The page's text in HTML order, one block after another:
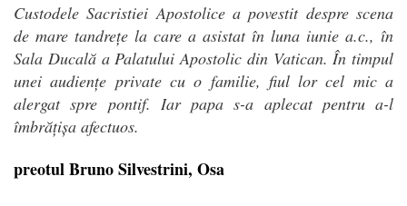
Custodele Sacristiei Apostolice a povestit despre scena
de mare tandrețe la care a asistat în luna iunie a.c., în
Sala Ducală a Palatului Apostolic din Vatican. În timpul
unei audiențe private cu o familie, fiul lor cel mic a
alergat spre pontif. Iar papa s-a aplecat pentru a-l
îmbrățișa afectuos.
preotul Bruno Silvestrini, Osa